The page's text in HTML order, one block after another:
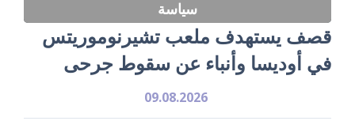
سياسة
قصف يستهدف ملعب تشيرنوموريتس
في أوديسا وأنباء عن سقوط جرحى
09.08.2026